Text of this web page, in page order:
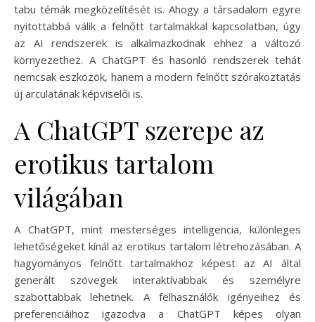
tabu témák megközelítését is. Ahogy a társadalom egyre
nyitottabbá válik a felnőtt tartalmakkal kapcsolatban, úgy
az AI rendszerek is alkalmazkodnak ehhez a változó
környezethez. A ChatGPT és hasonló rendszerek tehát
nemcsak eszközök, hanem a modern felnőtt szórakoztatás
új arculatának képviselői is.
A ChatGPT szerepe az
erotikus tartalom
világában
A ChatGPT, mint mesterséges intelligencia, különleges
lehetőségeket kínál az erotikus tartalom létrehozásában. A
hagyományos felnőtt tartalmakhoz képest az AI által
generált szövegek interaktívabbak és személyre
szabottabbak lehetnek. A felhasználók igényeihez és
preferenciáihoz igazodva a ChatGPT képes olyan